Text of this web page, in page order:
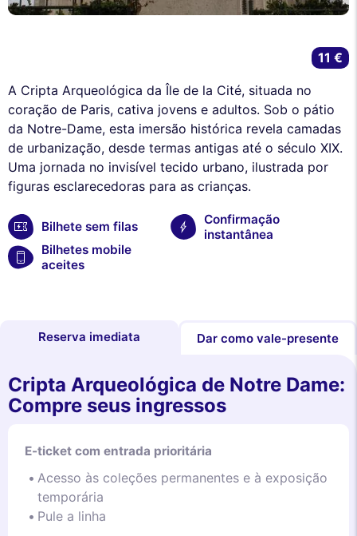
A Cripta Arqueológica da Île de la Cité, situada no
coração de Paris, cativa jovens e adultos. Sob o pátio
da Notre-Dame, esta imersão histórica revela camadas
de urbanização, desde termas antigas até o século XIX.
Uma jornada no invisível tecido urbano, ilustrada por
figuras esclarecedoras para as crianças.
Bilhete sem filas
Confirmação
instantânea
Bilhetes mobile
aceites
11 €
Reserva imediata Dar como vale-presente
Cripta Arqueológica de Notre Dame:
Compre seus ingressos
E-ticket com entrada prioritária
Acesso às coleções permanentes e à exposição
temporária
Pule a linha